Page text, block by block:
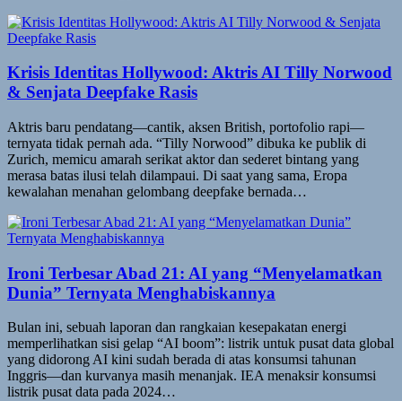
Krisis Identitas Hollywood: Aktris AI Tilly Norwood
& Senjata Deepfake Rasis
Aktris baru pendatang—cantik, aksen British, portofolio rapi—
ternyata tidak pernah ada. “Tilly Norwood” dibuka ke publik di
Zurich, memicu amarah serikat aktor dan sederet bintang yang
merasa batas ilusi telah dilampaui. Di saat yang sama, Eropa
kewalahan menahan gelombang deepfake bernada…
Ironi Terbesar Abad 21: AI yang “Menyelamatkan
Dunia” Ternyata Menghabiskannya
Bulan ini, sebuah laporan dan rangkaian kesepakatan energi
memperlihatkan sisi gelap “AI boom”: listrik untuk pusat data global
yang didorong AI kini sudah berada di atas konsumsi tahunan
Inggris—dan kurvanya masih menanjak. IEA menaksir konsumsi
listrik pusat data pada 2024…